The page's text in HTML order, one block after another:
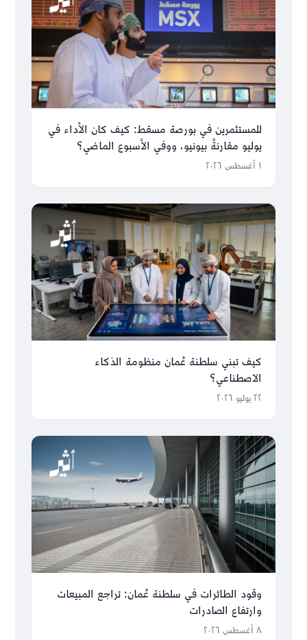
للمستثمرين في بورصة مسقط: كيف كان الأداء في
يوليو مقارنةً بيونيو، ووفي الأسبوع الماضي؟
١ أغسطس ٢٠٢٦
كيف تبني سلطنة عُمان منظومة الذكاء
الاصطناعي؟
٢٢ يوليو ٢٠٢٦
وقود الطائرات في سلطنة عُمان: تراجع المبيعات
وارتفاع الصادرات
٨ أغسطس ٢٠٢٦